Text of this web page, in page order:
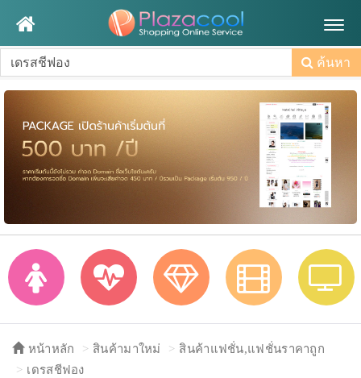
ค้นหา
หน้าหลัก สินค้ามาใหม่
สินค้าแฟชั่น,แฟชั่นราคาถูก
เดรสชีฟอง